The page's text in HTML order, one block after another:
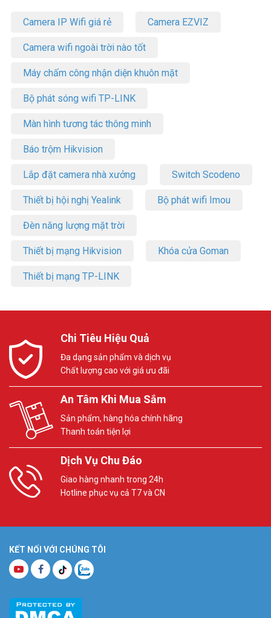
khách hàng vui lòng liên hệ HOTLINE 1900 9259 để được hỗ trợ tốt
– Facebook: https://www.facebook.com/vuhoangtelecom/
– Website:https://vuhoangtelecom.vn/
Camera IP Wifi giá rẻ Camera EZVIZ
Camera wifi ngoài trời nào tốt
Máy chấm công nhận diện khuôn mặt
Bộ phát sóng wifi TP-LINK
Màn hình tương tác thông minh
Báo trộm Hikvision
Lắp đặt camera nhà xưởng Switch Scodeno
Thiết bị hội nghị Yealink Bộ phát wifi Imou
Đèn năng lượng mặt trời
Thiết bị mạng Hikvision Khóa cửa Goman
Thiết bị mạng TP-LINK
Chi Tiêu Hiệu Quả
Đa dạng sản phẩm và dịch vụ
Chất lượng cao với giá ưu đãi
An Tâm Khi Mua Sắm
Sản phẩm, hàng hóa chính hãng
Thanh toán tiện lợi
Dịch Vụ Chu Đáo
Giao hàng nhanh trong 24h
Hotline phục vụ cả T7 và CN
KẾT NỐI VỚI CHÚNG TÔI